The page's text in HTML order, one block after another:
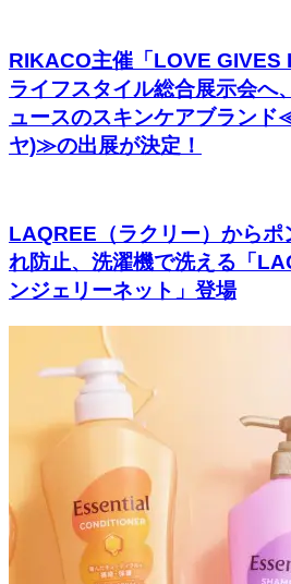
RIKACO主催「LOVE GIVES
ライフスタイル総合展示会へ
ュースのスキンケアブラン
ヤ)≫の出展が決定！
LAQREE（ラクリー）からポ
れ防止、洗濯機で洗える「
ンジェリーネット」登場